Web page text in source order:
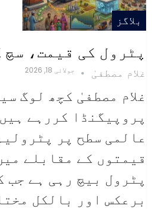
بلاگز
پٹرول کی قیمت، سچ
غلام مصطفیٰ جولائی 18, 2026
غلام مصطفیٰ کچھ لوگ
پروپیگنڈا کررہے
عالمی سطح پر
قیمتوں کے مقابلے
پٹرول بیچ رہی ہے جب
برعکس اور بالکل